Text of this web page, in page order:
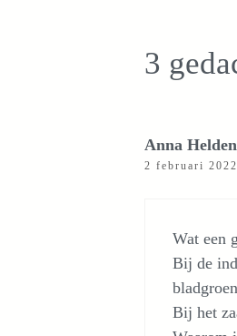
3
Anna
2 februari
Wat een
Bij de
Bij het